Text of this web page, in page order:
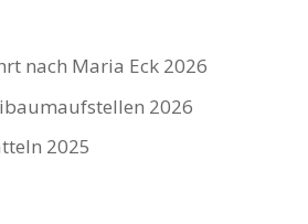
nach Maria Eck 2026
2026
2025